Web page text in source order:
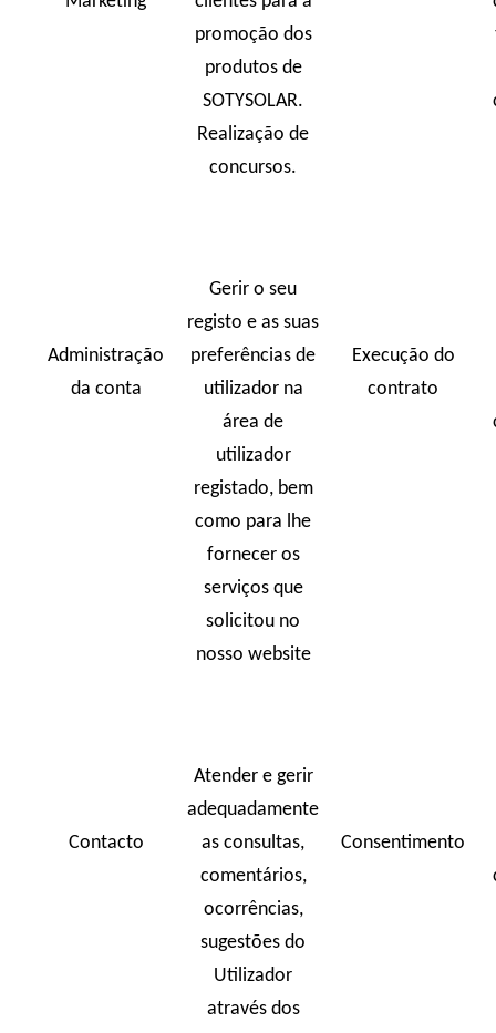
promoção dos
produtos de
SOTYSOLAR.
Realização de
concursos.
Administração
da conta
Gerir o seu
registo e as suas
preferências de
utilizador na
área de
utilizador
registado, bem
como para lhe
fornecer os
serviços que
solicitou no
nosso website
Execução do
contrato
Contacto
Atender e gerir
adequadamente
as consultas,
comentários,
ocorrências,
sugestões do
Utilizador
através dos
Consentimento